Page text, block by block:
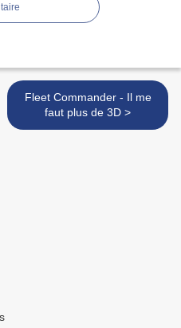
Fleet Commander - Il me
faut plus de 3D >